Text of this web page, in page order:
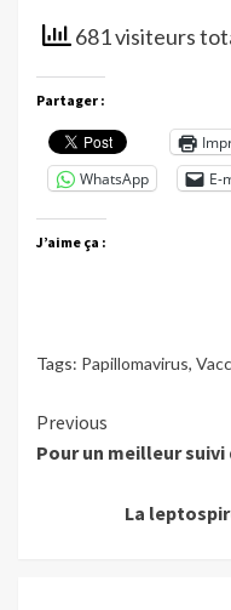
681 visiteurs
Partager :
WhatsApp
E-
J’aime ça :
Tags: Papillomavirus,
Continue
Reading
Previous
Pour un meilleur
La